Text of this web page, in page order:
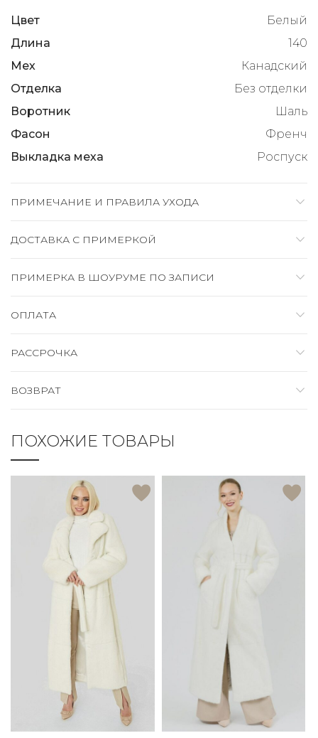
Цвет
Белый
Длина
140
Мех
Канадский
Отделка
Без отделки
Воротник
Шаль
Фасон
Френч
Выкладка меха
Роспуск
ПРИМЕЧАНИЕ И ПРАВИЛА УХОДА
ДОСТАВКА C ПРИМЕРКОЙ
ПРИМЕРКА В ШОУРУМЕ ПО ЗАПИСИ
ОПЛАТА
РАССРОЧКА
ВОЗВРАТ
ПОХОЖИЕ ТОВАРЫ